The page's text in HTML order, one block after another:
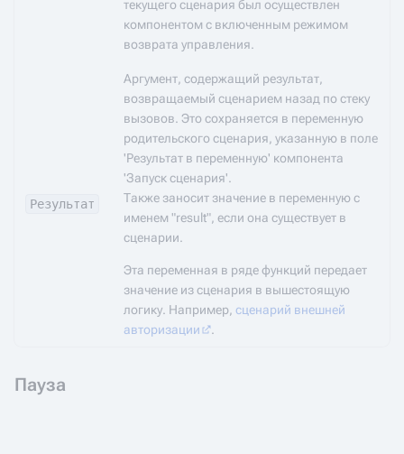
текущего сценария был осуществлен
компонентом с включенным режимом
возврата управления.
Результат
Аргумент, содержащий результат,
возвращаемый сценарием назад по стеку
вызовов. Это сохраняется в переменную
родительского сценария, указанную в поле
'Результат в переменную' компонента
'Запуск сценария'.
Также заносит значение в переменную с
именем "result", если она существует в
сценарии.
Эта переменная в ряде функций передает
значение из сценария в вышестоящую
логику. Например, сценарий внешней
авторизации
Пауза